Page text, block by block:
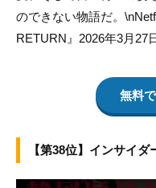
のできない物語だ。
RETURN』2026年3月27
無料
【第38位】インサイ